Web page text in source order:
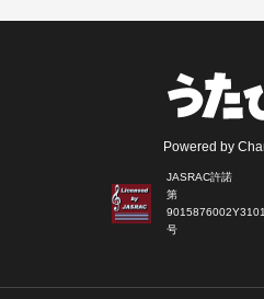
Powered by
JASRAC許諾
第
号